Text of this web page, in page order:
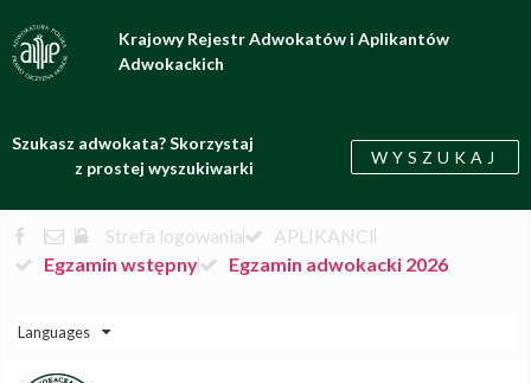
Krajowy Rejestr Adwokatów i Aplikantów
Adwokackich
Szukasz adwokata? Skorzystaj
z prostej wyszukiwarki
WYSZUKAJ
Strefa logowania
APLIKANCI
Egzamin wstępny
Egzamin adwokacki 2026
Languages